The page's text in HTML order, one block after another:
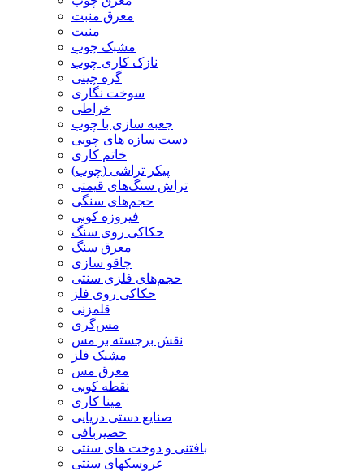
معرق منبت
منبت
مشبک چوب
نازک کاری چوب
گره چینی
سوخت نگاری
خراطی
جعبه سازی با چوب
دست سازه های چوبی
خاتم کاری
پیکر تراشی (چوب)
تراش سنگ‌های قیمتی
حجم‌های سنگی
فیروزه کوبی
حکاکی روی سنگ
معرق سنگ
چاقو سازی
حجم‌های فلزی سنتی
حکاکی روی فلز
قلمزنی
مس‌گری
نقش برجسته بر مس
مشبک فلز
معرق مس
نقطه کوبی
مینا کاری
صنایع دستی دریایی
حصیربافی
بافتنی‌ و دوخت های سنتی
عروسکهای سنتی